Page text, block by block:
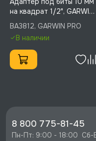
на квадрат 1/2", GARWIN
PRO, BA3812
BA3812, GARWIN PRO
В наличии
8 800 775-81-45
Пн-Пт: 9:00 - 18:00  Сб-